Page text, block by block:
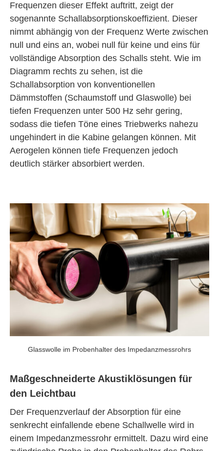
Frequenzen dieser Effekt auftritt, zeigt der
sogenannte Schallabsorptionskoeffizient. Dieser
nimmt abhängig von der Frequenz Werte zwischen
null und eins an, wobei null für keine und eins für
vollständige Absorption des Schalls steht. Wie im
Diagramm rechts zu sehen, ist die
Schallabsorption von konventionellen
Dämmstoffen (Schaumstoff und Glaswolle) bei
tiefen Frequenzen unter 500 Hz sehr gering,
sodass die tiefen Töne eines Triebwerks nahezu
ungehindert in die Kabine gelangen können. Mit
Aerogelen können tiefe Frequenzen jedoch
deutlich stärker absorbiert werden.
Glasswolle im Probenhalter des Impedanzmessrohrs
Maßgeschneiderte Akustiklösungen für
den Leichtbau
Der Frequenzverlauf der Absorption für eine
senkrecht einfallende ebene Schallwelle wird in
einem Impedanzmessrohr ermittelt. Dazu wird eine